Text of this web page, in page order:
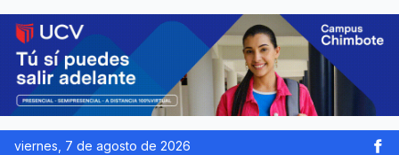
viernes, 7 de agosto de 2026